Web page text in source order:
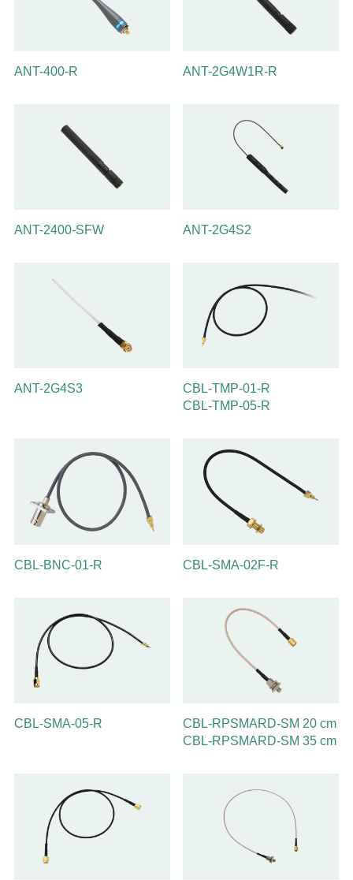
ANT-400-R ANT-2G4W1R-R
ANT-2400-SFW ANT-2G4S2
ANT-2G4S3
CBL-TMP-01-R
CBL-TMP-05-R
CBL-BNC-01-R CBL-SMA-02F-R
CBL-SMA-05-R
CBL-RPSMARD-SM 20 cm
CBL-RPSMARD-SM 35 cm